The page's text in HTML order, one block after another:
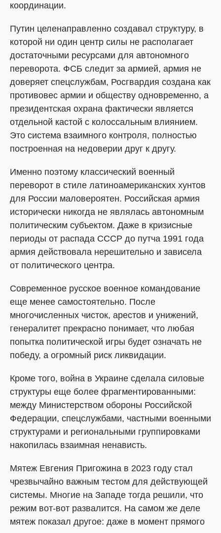
координации.
Путин целенаправленно создавал структуру, в
которой ни один центр силы не располагает
достаточными ресурсами для автономного
переворота. ФСБ следит за армией, армия не
доверяет спецслужбам, Росгвардия создана как
противовес армии и обществу одновременно, а
президентская охрана фактически является
отдельной кастой с колоссальным влиянием.
Это система взаимного контроля, полностью
построенная на недоверии друг к другу.
Именно поэтому классический военный
переворот в стиле латиноамериканских хунтов
для России маловероятен. Российская армия
исторически никогда не являлась автономным
политическим субъектом. Даже в кризисные
периоды от распада СССР до путча 1991 года
армия действовала нерешительно и зависела
от политического центра.
Современное русское военное командование
еще менее самостоятельно. После
многочисленных чисток, арестов и унижений,
генералитет прекрасно понимает, что любая
попытка политической игры будет означать не
победу, а огромный риск ликвидации.
Кроме того, война в Украине сделала силовые
структуры еще более фрагментированными:
между Министерством обороны Российской
Федерации, спецслужбами, частными военными
структурами и региональными группировками
накопилась взаимная ненависть.
Мятеж Евгения Пригожина в 2023 году стал
чрезвычайно важным тестом для действующей
системы. Многие на Западе тогда решили, что
режим вот-вот развалится. На самом же деле
мятеж показал другое: даже в момент прямого